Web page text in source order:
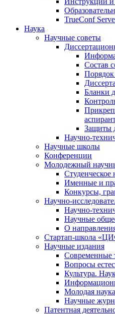
TrueConf
Наука
Научные советы
Состав
Порядок
Бланки
Защиты
Научно-
Научные школы
Конференции
Молодежный
Студенческое
Именные и
Конкурсы,
Научно-
Научно-
Научные
О
Стартап-школа
Научные издания
Современные
Вопросы
Культура.
Молодая
Научные
Патентная